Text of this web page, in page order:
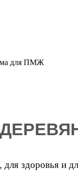
для ПМЖ
здоровья и